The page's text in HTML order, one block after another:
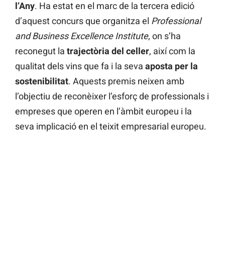
l’Any. Ha estat en el marc de la tercera edició
d’aquest concurs que organitza el Professional
and Business Excellence Institute, on s’ha
reconegut la trajectòria del celler, així com la
qualitat dels vins que fa i la seva aposta per la
sostenibilitat. Aquests premis neixen amb
l’objectiu de reconèixer l’esforç de professionals i
empreses que operen en l’àmbit europeu i la
seva implicació en el teixit empresarial europeu.